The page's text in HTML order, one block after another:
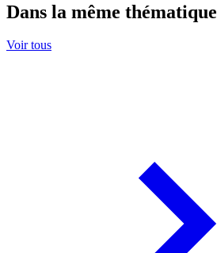
Dans la même thématique
Voir tous